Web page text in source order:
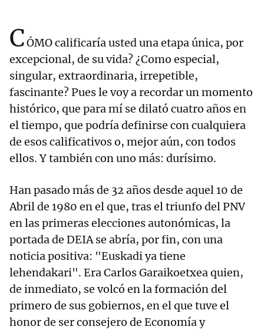
CÓMO calificaría usted una etapa única, por
excepcional, de su vida? ¿Como especial,
singular, extraordinaria, irrepetible,
fascinante? Pues le voy a recordar un momento
histórico, que para mí se dilató cuatro años en
el tiempo, que podría definirse con cualquiera
de esos calificativos o, mejor aún, con todos
ellos. Y también con uno más: durísimo.
Han pasado más de 32 años desde aquel 10 de
Abril de 1980 en el que, tras el triunfo del PNV
en las primeras elecciones autonómicas, la
portada de DEIA se abría, por fin, con una
noticia positiva: "Euskadi ya tiene
lehendakari". Era Carlos Garaikoetxea quien,
de inmediato, se volcó en la formación del
primero de sus gobiernos, en el que tuve el
honor de ser consejero de Economía y